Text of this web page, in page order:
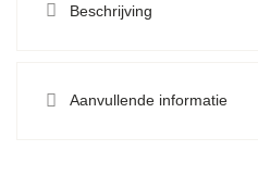
Beschrijving
Aanvullende informatie